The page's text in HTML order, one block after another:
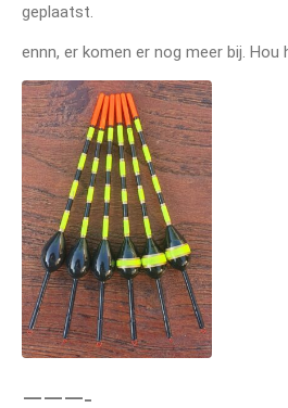
geplaatst.
ennn, er komen er nog meer bij. Hou
———-